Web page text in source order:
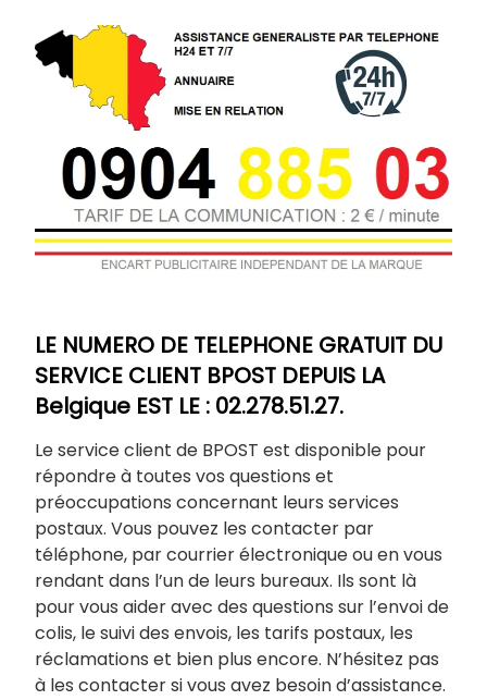
LE NUMERO DE TELEPHONE GRATUIT DU
SERVICE CLIENT BPOST DEPUIS LA
Belgique EST LE : 02.278.51.27.
Le service client de BPOST est disponible pour
répondre à toutes vos questions et
préoccupations concernant leurs services
postaux. Vous pouvez les contacter par
téléphone, par courrier électronique ou en vous
rendant dans l’un de leurs bureaux. Ils sont là
pour vous aider avec des questions sur l’envoi de
colis, le suivi des envois, les tarifs postaux, les
réclamations et bien plus encore. N’hésitez pas
à les contacter si vous avez besoin d’assistance.